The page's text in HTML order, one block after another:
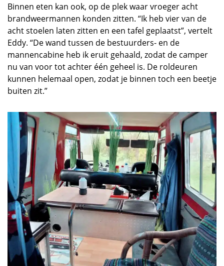
Binnen eten kan ook, op de plek waar vroeger acht
brandweermannen konden zitten. “Ik heb vier van de
acht stoelen laten zitten en een tafel geplaatst”, vertelt
Eddy. “De wand tussen de bestuurders- en de
mannencabine heb ik eruit gehaald, zodat de camper
nu van voor tot achter één geheel is. De roldeuren
kunnen helemaal open, zodat je binnen toch een beetje
buiten zit.”